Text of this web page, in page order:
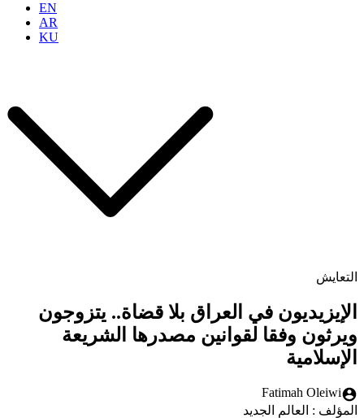
EN
AR
KU
التعايش
الإيزيديون في العراق بلا قضاة.. يتزوجون
ويرثون وفقا لقوانين مصدرها الشريعة
الإسلامية
Fatimah Oleiwi
المؤلف : العالم الجديد